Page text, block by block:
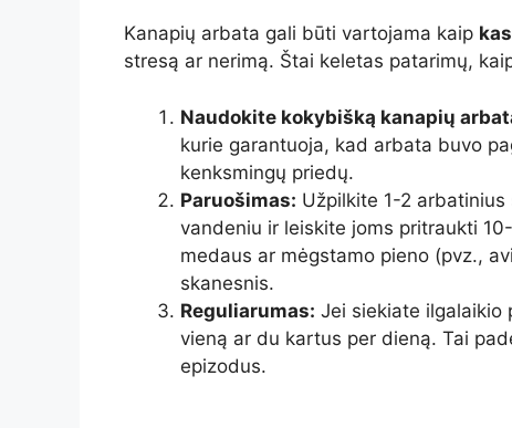
Kanapių arbata gali būti vartojama kaip
stresą ar nerimą. Štai keletas patarimų,
Naudokite kokybišką kanapių
kurie garantuoja, kad arbata buvo
kenksmingų priedų.
Paruošimas: Užpilkite 1-2
vandeniu ir leiskite joms pritraukti
medaus ar mėgstamo pieno (pvz.,
skanesnis.
Reguliarumas: Jei siekiate ilgalaikio
vieną ar du kartus per dieną. Tai
epizodus.